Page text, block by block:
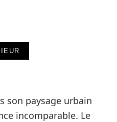
son paysage urbain
incomparable. Le